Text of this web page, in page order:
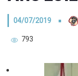
04/07/2019
793